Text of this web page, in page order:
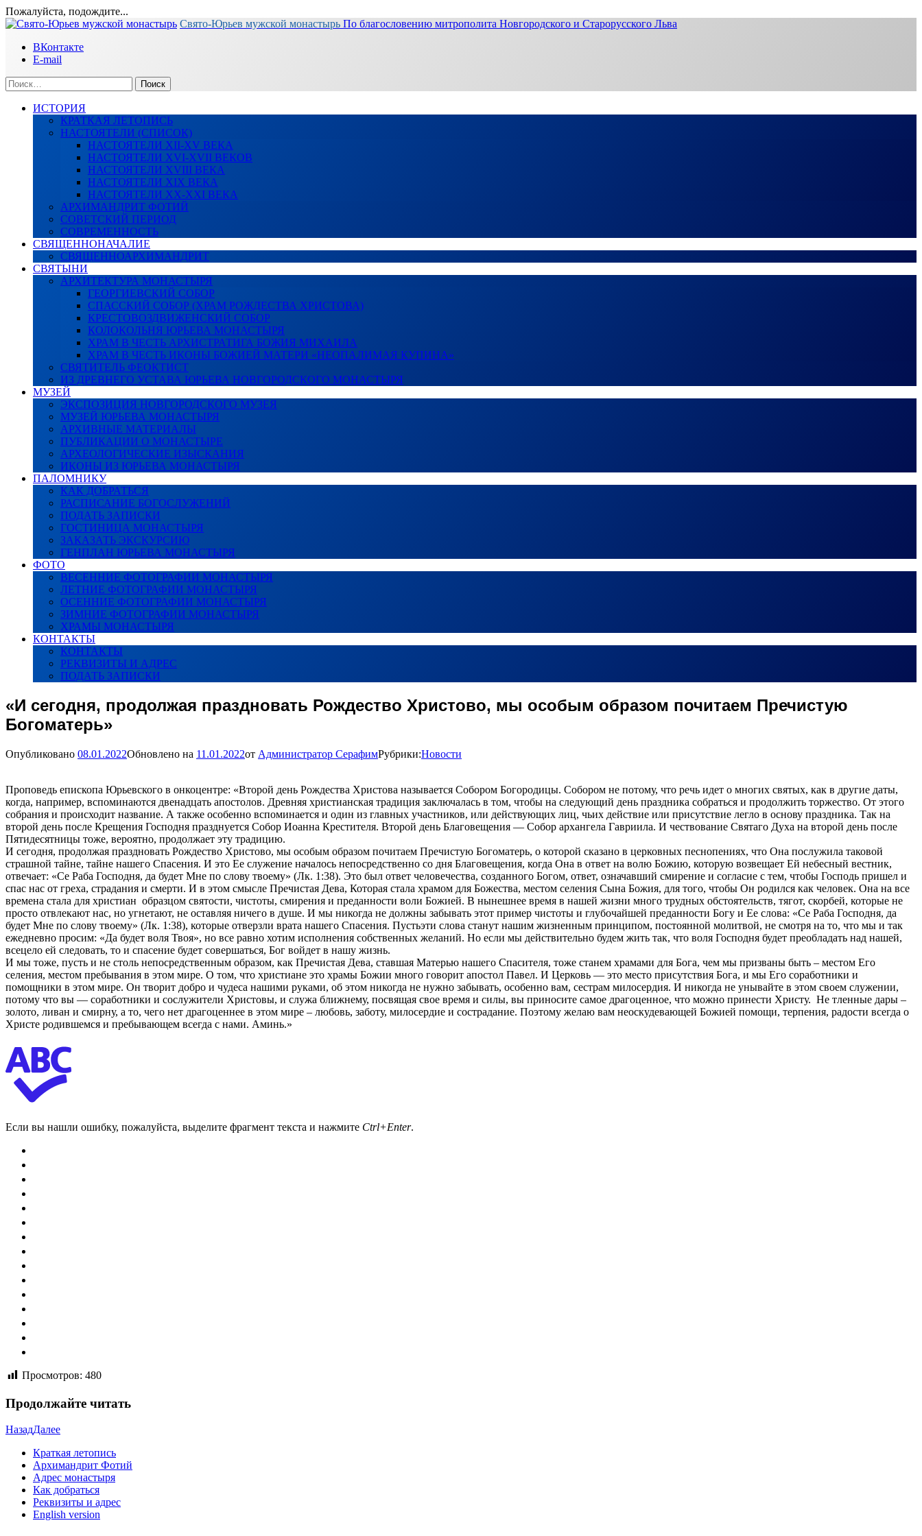
Пожалуйста, подождите...
Перейти
содержимому
Свято-Юрьев мужской монастырь По благословению митрополита Новгородского и Старорусского Льва
ВКонтакте
E-mail
Найти:
ИСТОРИЯ
КРАТКАЯ ЛЕТОПИСЬ
НАСТОЯТЕЛИ (СПИСОК)
НАСТОЯТЕЛИ XII-XV ВЕКА
НАСТОЯТЕЛИ XVI-XVII ВЕКОВ
НАСТОЯТЕЛИ XVIII ВЕКА
НАСТОЯТЕЛИ XIX ВЕКА
НАСТОЯТЕЛИ XX-XXI ВЕКА
АРХИМАНДРИТ ФОТИЙ
СОВЕТСКИЙ ПЕРИОД
СОВРЕМЕННОСТЬ
СВЯЩЕННОНАЧАЛИЕ
СВЯЩЕННОАРХИМАНДРИТ
СВЯТЫНИ
АРХИТЕКТУРА МОНАСТЫРЯ
ГЕОРГИЕВСКИЙ СОБОР
СПАССКИЙ СОБОР (ХРАМ РОЖДЕСТВА ХРИСТОВА)
КРЕСТОВОЗДВИЖЕНСКИЙ СОБОР
КОЛОКОЛЬНЯ ЮРЬЕВА МОНАСТЫРЯ
ХРАМ В ЧЕСТЬ АРХИСТРАТИГА БОЖИЯ МИХАИЛА
ХРАМ В ЧЕСТЬ ИКОНЫ БОЖИЕЙ МАТЕРИ «НЕОПАЛИМАЯ КУПИНА»
СВЯТИТЕЛЬ ФЕОКТИСТ
ИЗ ДРЕВНЕГО УСТАВА ЮРЬЕВА НОВГОРОДСКОГО МОНАСТЫРЯ
МУЗЕЙ
ЭКСПОЗИЦИЯ НОВГОРОДСКОГО МУЗЕЯ
МУЗЕЙ ЮРЬЕВА МОНАСТЫРЯ
АРХИВНЫЕ МАТЕРИАЛЫ
ПУБЛИКАЦИИ О МОНАСТЫРЕ
АРХЕОЛОГИЧЕСКИЕ ИЗЫСКАНИЯ
ИКОНЫ ИЗ ЮРЬЕВА МОНАСТЫРЯ
ПАЛОМНИКУ
КАК ДОБРАТЬСЯ
РАСПИСАНИЕ БОГОСЛУЖЕНИЙ
ПОДАТЬ ЗАПИСКИ
ГОСТИНИЦА МОНАСТЫРЯ
ЗАКАЗАТЬ ЭКСКУРСИЮ
ГЕНПЛАН ЮРЬЕВА МОНАСТЫРЯ
ФОТО
ВЕСЕННИЕ ФОТОГРАФИИ МОНАСТЫРЯ
ЛЕТНИЕ ФОТОГРАФИИ МОНАСТЫРЯ
ОСЕННИЕ ФОТОГРАФИИ МОНАСТЫРЯ
ЗИМНИЕ ФОТОГРАФИИ МОНАСТЫРЯ
ХРАМЫ МОНАСТЫРЯ
КОНТАКТЫ
КОНТАКТЫ
РЕКВИЗИТЫ И АДРЕС
ПОДАТЬ ЗАПИСКИ
«И сегодня, продолжая праздновать Рождество Христово, мы особым образом почитаем Пречистую
Богоматерь»
Опубликовано 08.01.2022Обновлено на 11.01.2022от Администратор СерафимРубрики:Новости
Проповедь епископа Юрьевского в онкоцентре: «Второй день Рождества Христова называется Собором Богородицы. Собором не потому, что речь идет о многих святых, как в другие даты,
когда, например, вспоминаются двенадцать апостолов. Древняя христианская традиция заключалась в том, чтобы на следующий день праздника собраться и продолжить торжество. От этого
собрания и происходит название. А также особенно вспоминается и один из главных участников, или действующих лиц, чьих действие или присутствие легло в основу праздника. Так на
второй день после Крещения Господня празднуется Собор Иоанна Крестителя. Второй день Благовещения — Собор архангела Гавриила. И чествование Святаго Духа на второй день после
Пятидесятницы тоже, вероятно, продолжает эту традицию.
И сегодня, продолжая праздновать Рождество Христово, мы особым образом почитаем Пречистую Богоматерь, о которой сказано в церковных песнопениях, что Она послужила таковой
страшной тайне, тайне нашего Спасения. И это Ее служение началось непосредственно со дня Благовещения, когда Она в ответ на волю Божию, которую возвещает Ей небесный вестник,
отвечает: «Се Раба Господня, да будет Мне по слову твоему» (Лк. 1:38). Это был ответ человечества, созданного Богом, ответ, означавший смирение и согласие с тем, чтобы Господь пришел и
спас нас от греха, страдания и смерти. И в этом смысле Пречистая Дева, Которая стала храмом для Божества, местом селения Сына Божия, для того, чтобы Он родился как человек. Она на все
времена стала для христиан образцом святости, чистоты, смирения и преданности воли Божией. В нынешнее время в нашей жизни много трудных обстоятельств, тягот, скорбей, которые не
просто отвлекают нас, но угнетают, не оставляя ничего в душе. И мы никогда не должны забывать этот пример чистоты и глубочайшей преданности Богу и Ее слова: «Се Раба Господня, да
будет Мне по слову твоему» (Лк. 1:38), которые отверзли врата нашего Спасения. Пустьэти слова станут нашим жизненным принципом, постоянной молитвой, не смотря на то, что мы и так
ежедневно просим: «Да будет воля Твоя», но все равно хотим исполнения собственных желаний. Но если мы действительно будем жить так, что воля Господня будет преобладать над нашей,
всецело ей следовать, то и спасение будет совершаться, Бог войдет в нашу жизнь.
И мы тоже, пусть и не столь непосредственным образом, как Пречистая Дева, ставшая Матерью нашего Спасителя, тоже станем храмами для Бога, чем мы призваны быть – местом Его
селения, местом пребывания в этом мире. О том, что христиане это храмы Божии много говорит апостол Павел. И Церковь — это место присутствия Бога, и мы Его соработники и
помощники в этом мире. Он творит добро и чудеса нашими руками, об этом никогда не нужно забывать, особенно вам, сестрам милосердия. И никогда не унывайте в этом своем служении,
потому что вы — соработники и сослужители Христовы, и служа ближнему, посвящая свое время и силы, вы приносите самое драгоценное, что можно принести Христу. Не тленные дары –
золото, ливан и смирну, а то, чего нет драгоценнее в этом мире – любовь, заботу, милосердие и сострадание. Поэтому желаю вам неоскудевающей Божией помощи, терпения, радости всегда о
Христе родившемся и пребывающем всегда с нами. Аминь.»
Если вы нашли ошибку, пожалуйста, выделите фрагмент текста и нажмите Ctrl+Enter.
Просмотров: 480
Продолжайте читать
НазадДалее
Краткая летопись
Архимандрит Фотий
Адрес монастыря
Как добраться
Реквизиты и адрес
English version